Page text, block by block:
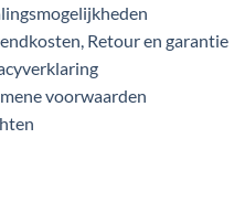
Retour en garantie
voorwaarden